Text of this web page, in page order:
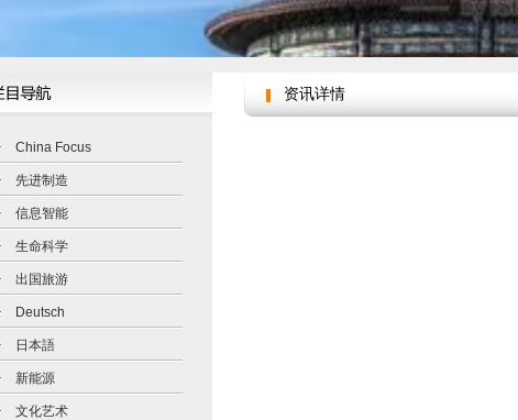
China Focus
先进制造
信息智能
生命科学
出国旅游
Deutsch
日本語
新能源
文化艺术
资讯详情